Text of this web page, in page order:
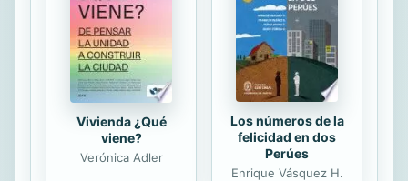
Vivienda ¿Qué
viene?
Verónica Adler
Los números de la
felicidad en dos
Perúes
Enrique Vásquez H.